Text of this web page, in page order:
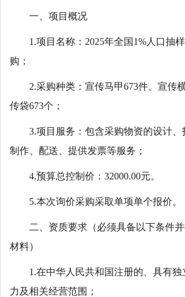
一、项目概况
1.项目名称：2025年全国1%人口抽
购；
2.采购种类：宣传马甲673件、宣传
传袋673个；
3.项目服务：包含采购物资的设计、
制作、配送、提供发票等服务；
4.预算总控制价：32000.00元。
5.本次询价采购采取单项单个报价。
二、资质要求（必须具备以下条件
材料）
1.在中华人民共和国注册的、具有
力及相关经营范围；